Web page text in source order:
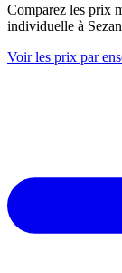
Comparez les prix
individuelle à
Voir les prix par